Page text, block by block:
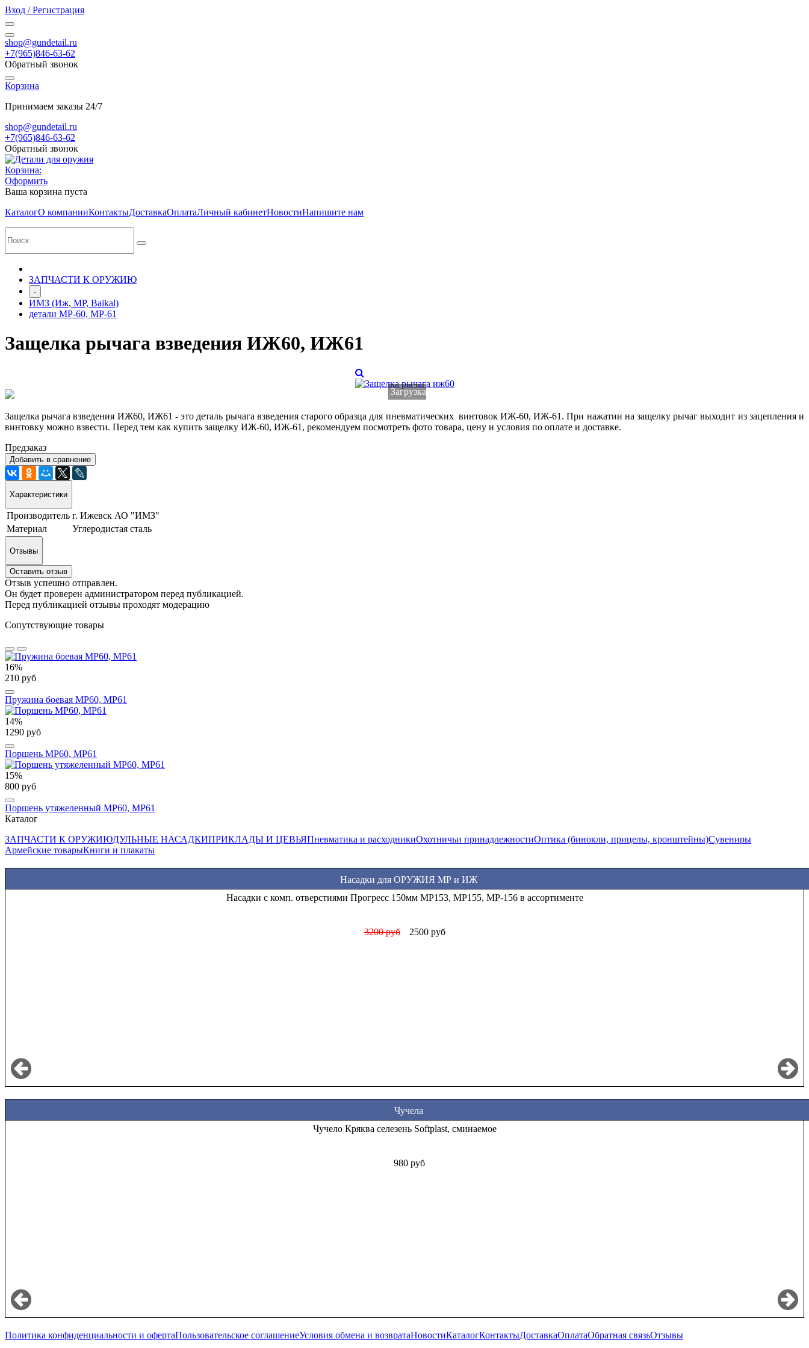
Вход / Регистрация
shop@gundetail.ru
+7(965)846-63-62
Обратный звонок
Корзина
Принимаем заказы 24/7
shop@gundetail.ru
+7(965)846-63-62
Обратный звонок
Корзина:
Оформить
Ваша корзина пуста
КаталогО компанииКонтактыДоставкаОплатаЛичный кабинетНовостиНапишите нам
ЗАПЧАСТИ К ОРУЖИЮ
-
ИМЗ (Иж, МР, Baikal)
детали МР-60, МР-61
Защелка рычага взведения ИЖ60, ИЖ61
Загрузка...
Защелка рычага взведения ИЖ60, ИЖ61 - это деталь рычага взведения старого образца для пневматических винтовок ИЖ-60, ИЖ-61. При нажатии на защелку рычаг выходит из зацепления и
винтовку можно взвести. Перед тем как купить защелку ИЖ-60, ИЖ-61 , рекомендуем посмотреть фото товара, цену и условия по оплате и доставке.
Предзаказ
Добавить в сравнение
Характеристики
Производитель г. Ижевск АО "ИМЗ"
Материал
Углеродистая сталь
Отзывы
Оставить отзыв
Отзыв успешно отправлен.
Он будет проверен администратором перед публикацией.
Перед публикацией отзывы проходят модерацию
Сопутствующие товары
16%
210 руб
Пружина боевая МР60, МР61
14%
1290 руб
Поршень МР60, МР61
15%
800 руб
Поршень утяжеленный МР60, МР61
Каталог
ЗАПЧАСТИ К ОРУЖИЮДУЛЬНЫЕ НАСАДКИПРИКЛАДЫ И ЦЕВЬЯПневматика и расходникиОхотничьи принадлежностиОптика (бинокли, прицелы, кронштейны)Сувениры
Армейские товарыКниги и плакаты
Насадки для ОРУЖИЯ МР и ИЖ
Насадки Прогресс стандартные МР (ИЖ) 12 калибра в ассортименте
1000 руб 850 руб
Чучела
Чучело Кряква селезень Softplast, сминаемое
980 руб
Политика конфиденциальности и офертаПользовательское соглашениеУсловия обмена и возвратаНовостиКаталогКонтактыДоставкаОплатаОбратная связьОтзывы